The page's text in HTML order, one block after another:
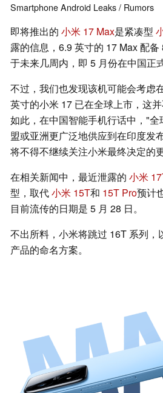
SmartphoneAndroid Leaks / Rumors
即将推出的 小米 17 Max是紧凑型
露的信息，6.9 英寸的 17 Max 配
于未来几周内，即 5 月份在中国正
不过，我们也发现该机可能会考虑
英寸的小米 17 已在全球上市，这
如此，在中国智能手机行话中，"
盟或亚洲更广泛地供应到在印度发
将不得不继续关注小米最终决定的更
在相关新闻中，最近泄露的 小米
型，取代小米 15T和 15T Pro预计
目前流传的日期是 5 月 28 日。
不出所料，小米将跳过 16T 系列，
产品的命名方案。